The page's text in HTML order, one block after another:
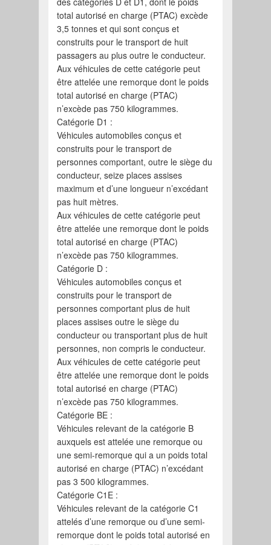
total autorisé en charge (PTAC) excède
3,5 tonnes et qui sont conçus et
construits pour le transport de huit
passagers au plus outre le conducteur.
Aux véhicules de cette catégorie peut
être attelée une remorque dont le poids
total autorisé en charge (PTAC)
n’excède pas 750 kilogrammes.
Catégorie D1 :
Véhicules automobiles conçus et
construits pour le transport de
personnes comportant, outre le siège du
conducteur, seize places assises
maximum et d’une longueur n’excédant
pas huit mètres.
Aux véhicules de cette catégorie peut
être attelée une remorque dont le poids
total autorisé en charge (PTAC)
n’excède pas 750 kilogrammes.
Catégorie D :
Véhicules automobiles conçus et
construits pour le transport de
personnes comportant plus de huit
places assises outre le siège du
conducteur ou transportant plus de huit
personnes, non compris le conducteur.
Aux véhicules de cette catégorie peut
être attelée une remorque dont le poids
total autorisé en charge (PTAC)
n’excède pas 750 kilogrammes.
Catégorie BE :
Véhicules relevant de la catégorie B
auxquels est attelée une remorque ou
une semi-remorque qui a un poids total
autorisé en charge (PTAC) n’excédant
pas 3 500 kilogrammes.
Catégorie C1E :
Véhicules relevant de la catégorie C1
attelés d’une remorque ou d’une semi-
remorque dont le poids total autorisé en